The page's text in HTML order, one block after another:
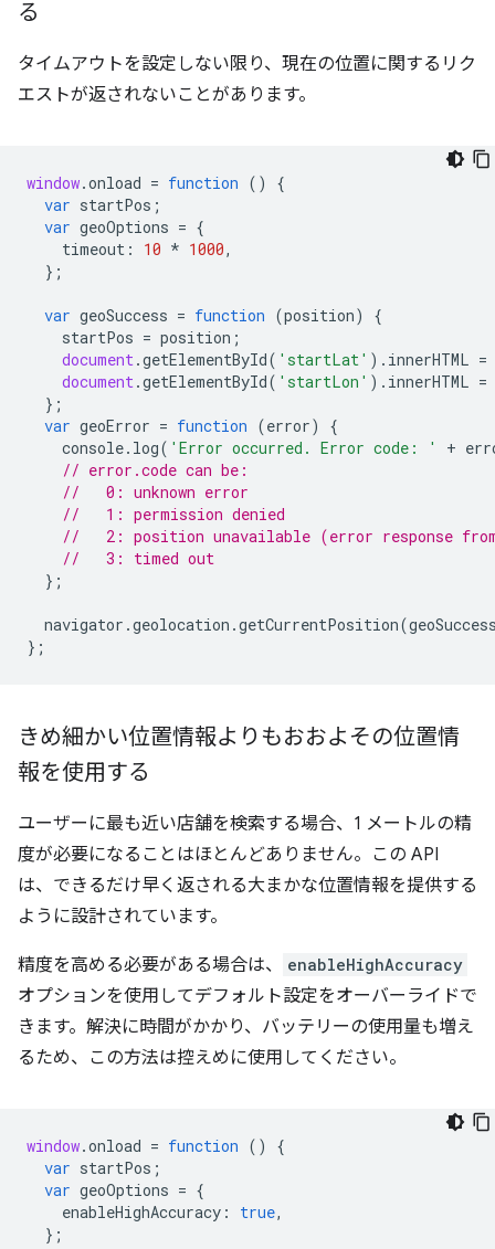
る
タイムアウトを設定しない限り、現在の位置に関するリク
エストが返されないことがあります。
window.onload = function ()
{
var startPos ;
var geoOptions = {
timeout : 10 * 1000,
};
var geoSuccess = function (position)
{
startPos = position ;
document .getElementById( 'startLat' ). innerHTML =
document .getElementById( 'startLon' ). innerHTML =
};
var geoError = function (error)
{
console. log( 'Error occurred. Error code: ' +
// error.code can be:
//   0: unknown error
//   1: permission denied
//   2: position unavailable (error response
//   3: timed out
};
navigator .geolocation .getCurrentPosition(
};
きめ細かい位置情報よりもおおよその位置情
報を使用する
ユーザーに最も近い店舗を検索する場合、1 メートルの精
度が必要になることはほとんどありません。この API
は、できるだけ早く返される大まかな位置情報を提供する
ように設計されています。
精度を高める必要がある場合は、 enableHighAccuracy
オプションを使用してデフォルト設定をオーバーライドで
きます。解決に時間がかかり、バッテリーの使用量も増え
るため、この方法は控えめに使用してください。
window.onload = function ()
{
var startPos ;
var geoOptions = {
enableHighAccuracy : true,
};